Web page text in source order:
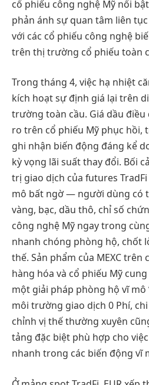
cổ phiếu công nghệ Mỹ nổi bật
phản ánh sự quan tâm liên
với các cổ phiếu công nghệ
trên thị trường cổ phiếu toàn
Trong tháng 4, việc hạ nhiệt
kích hoạt sự định giá lại trên
trường toàn cầu. Giá dầu
ro trên cổ phiếu Mỹ phục hồi,
ghi nhận biến động đáng kể
kỳ vọng lãi suất thay đổi. Bối
trị giao dịch của futures
mô bất ngờ — người dùng có
vàng, bạc, dầu thô, chỉ số
công nghệ Mỹ ngay trong
nhanh chóng phòng hộ, chốt
thế. Sản phẩm của MEXC trên
hàng hóa và cổ phiếu Mỹ
một giải pháp phòng hộ vĩ mô
môi trường giao dịch 0 Phí,
chỉnh vị thế thường xuyên
tảng đặc biệt phù hợp cho
nhanh trong các biến động vĩ